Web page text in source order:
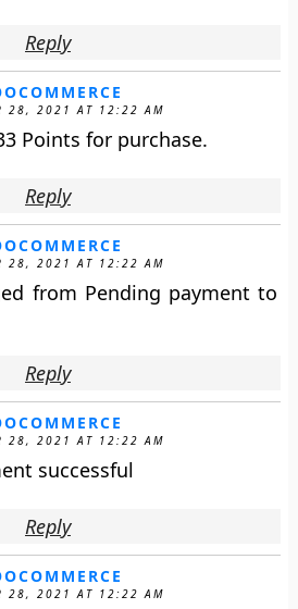
Reply
28, 2021 AT 12:22 AM
Points for purchase.
Reply
28, 2021 AT 12:22 AM
from Pending payment to
Reply
28, 2021 AT 12:22 AM
successful
Reply
28, 2021 AT 12:22 AM